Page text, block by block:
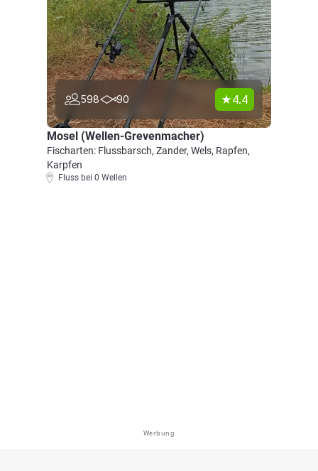
598 90 4.4
Mosel (Wellen-Grevenmacher)
Fischarten: Flussbarsch, Zander, Wels, Rapfen,
Karpfen
Fluss bei 0 Wellen
Werbung